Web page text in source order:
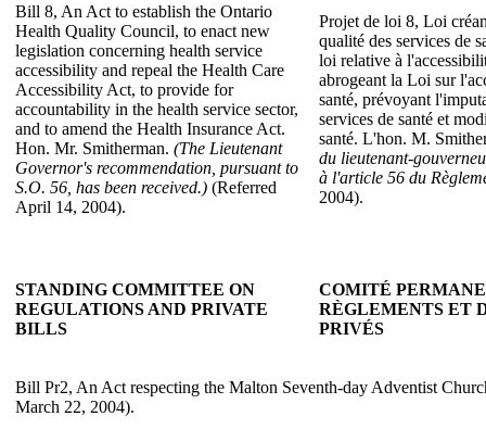
Bill 8, An Act to establish the Ontario
Health Quality Council, to enact new
legislation concerning health service
accessibility and repeal the Health Care
Accessibility Act, to provide for
accountability in the health service sector,
and to amend the Health Insurance Act.
Hon. Mr. Smitherman. (The Lieutenant
Governor's recommendation, pursuant to
S.O. 56, has been received.) (Referred
April 14, 2004).
Projet de loi 8, Loi
qualité des services de
loi relative à
abrogeant la Loi sur
santé, prévoyant
services de santé et
santé. L'hon. M.
du lieutenant-
à l'article 56 du
2004).
STANDING COMMITTEE ON
REGULATIONS AND PRIVATE
BILLS
COMITÉ
RÈGLEMENTS ET
PRIVÉS
Bill Pr2, An Act respecting the Malton Seventh-day Adventist
March 22, 2004).